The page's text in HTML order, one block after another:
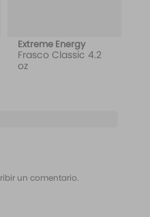
Extreme Energy
Frasco Classic 4.2
oz
un comentario.